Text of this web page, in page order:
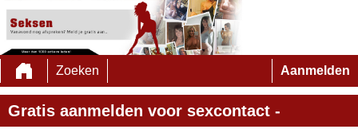
Zoeken Aanmelden
Gratis aanmelden voor sexcontact -